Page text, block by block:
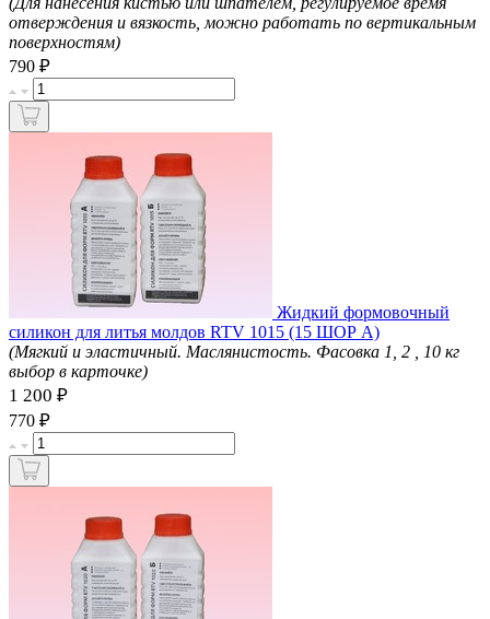
отверждения и вязкость, можно работать по вертикальным
поверхностям)
790 ₽
Жидкий формовочный
силикон для литья молдов RTV 1015 (15 ШОР А)
(Мягкий и эластичный. Маслянистость. Фасовка 1, 2 , 10 кг
выбор в карточке)
1 200 ₽
770 ₽